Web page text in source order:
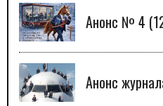
Анонс № 4
Анонс